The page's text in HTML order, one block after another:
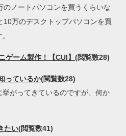
のノートパソコンを買うくらいな
10万のデスクトップパソコンを買
ゲーム製作！【CUI】 (閲覧数28)
っているか(閲覧数28)
がってきているのですが、何か
たい(閲覧数41)